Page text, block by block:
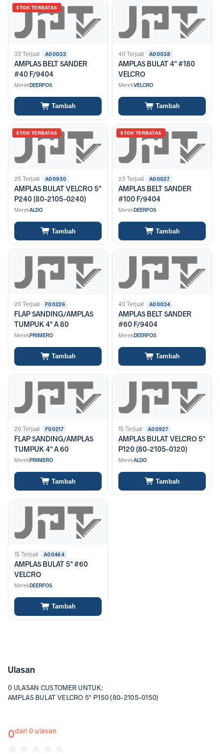
STOK TERBATAS
33 Terjual· A00033
AMPLAS BELT SANDER
#40 F/9404
MerekDEERFOS
Tambah
40 Terjual· A00038
AMPLAS BULAT 4" #180
VELCRO
MerekVELCRO
Tambah
STOK TERBATAS
25 Terjual· A00930
AMPLAS BULAT VELCRO 5"
P240 (80-2105-0240)
MerekALDO
Tambah
STOK TERBATAS
23 Terjual· A00027
AMPLAS BELT SANDER
#100 F/9404
MerekDEERFOS
Tambah
20 Terjual· F00226
FLAP SANDING/AMPLAS
TUMPUK 4" A 80
MerekPRIMERO
Tambah
40 Terjual· A00034
AMPLAS BELT SANDER
#60 F/9404
MerekDEERFOS
Tambah
20 Terjual· F00217
FLAP SANDING/AMPLAS
TUMPUK 4" A 60
MerekPRIMERO
Tambah
15 Terjual· A00927
AMPLAS BULAT VELCRO 5"
P120 (80-2105-0120)
MerekALDO
Tambah
15 Terjual· A00464
AMPLAS BULAT 5" #60
VELCRO
MerekDEERFOS
Tambah
Ulasan
0 ULASAN CUSTOMER UNTUK:
AMPLAS BULAT VELCRO 5" P150 (80-2105-0150)
0dari 0 ulasan